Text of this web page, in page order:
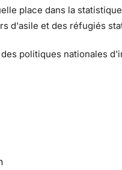
place dans la
d'asile et des réfugiés
politiques nationales